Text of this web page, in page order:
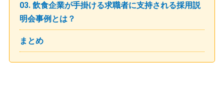
03. 飲食企業が手掛ける求職者に支持される採用説
明会事例とは？
まとめ